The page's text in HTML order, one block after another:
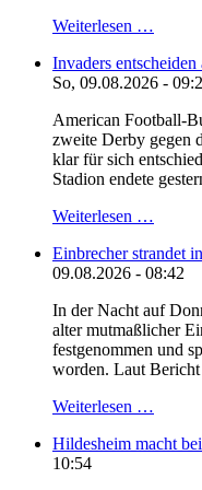
Weiterlesen …
Invaders
So, 09.08.2026 -
American Football-
zweite Derby gegen
klar für sich
Stadion endete
Weiterlesen …
Einbrecher strandet
09.08.2026 - 08:42
In der Nacht auf
alter mutmaßlicher
festgenommen und
worden. Laut
Weiterlesen …
Hildesheim macht
10:54